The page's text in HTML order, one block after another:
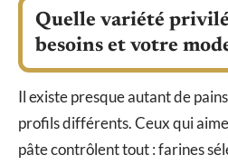
Quelle variété
besoins et votre
Il existe presque autant de
profils différents. Ceux qui
pâte contrôlent tout : farines